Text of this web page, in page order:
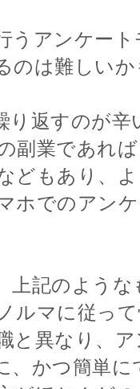
うアンケー
のは難しい
り返すのが
副業であれ
どもあり、
ホでのアン
上記のよう
ルマに従っ
と異なり、
、かつ簡単